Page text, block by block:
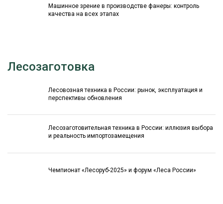
Машинное зрение в производстве фанеры: контроль
качества на всех этапах
Лесозаготовка
Лесовозная техника в России: рынок, эксплуатация и
перспективы обновления
Лесозаготовительная техника в России: иллюзия выбора
и реальность импортозамещения
Чемпионат «Лесоруб-2025» и форум «Леса России»